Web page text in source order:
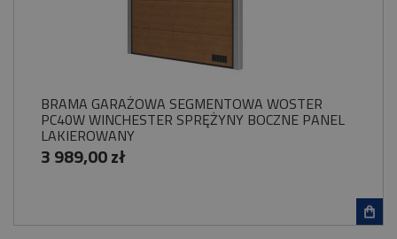
BRAMA GARAŻOWA SEGMENTOWA WOSTER
PC40W WINCHESTER SPRĘŻYNY BOCZNE PANEL
LAKIEROWANY
3 989,00 zł